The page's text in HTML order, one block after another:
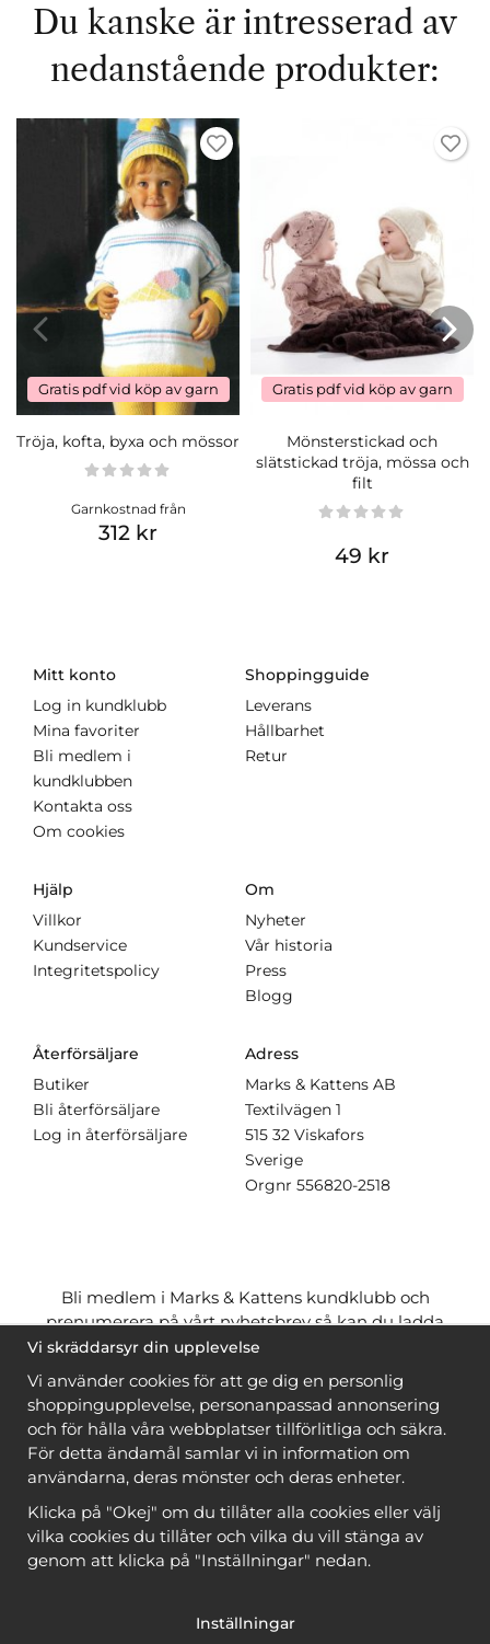
Du kanske är intresserad av
nedanstående produkter:
Gratis pdf vid köp av garn
Tröja, kofta, byxa och mössor
Garnkostnad från
312 kr
Gratis pdf vid köp av garn
Mönsterstickad och
slätstickad tröja, mössa och
filt
49 kr
Mitt konto
Log in kundklubb
Mina favoriter
Bli medlem i
kundklubben
Kontakta oss
Om cookies
Shoppingguide
Leverans
Hållbarhet
Retur
Hjälp
Villkor
Kundservice
Integritetspolicy
Om
Nyheter
Vår historia
Press
Blogg
Återförsäljare
Butiker
Bli återförsäljare
Log in återförsäljare
Adress
Marks & Kattens AB
Textilvägen 1
515 32 Viskafors
Sverige
Orgnr 556820-2518
Bli medlem i Marks & Kattens kundklubb och
prenumerera på vårt nyhetsbrev så kan du ladda
ner många mönstergratisoch få många
när du handlar garn till mönstret. Du ser vilka som
ärgratis när du ärinloggad.
Bli medlem
Copyright © 2026, Marks & Kattens AB
Vi skräddarsyr din upplevelse
Vi använder cookies för att ge dig en personlig
shoppingupplevelse, personanpassad annonsering
och för hålla våra webbplatser tillförlitliga och säkra.
För detta ändamål samlar vi in information om
användarna, deras mönster och deras enheter.
Klicka på "Okej" om du tillåter alla cookies eller välj
vilka cookies du tillåter och vilka du vill stänga av
genom att klicka på "Inställningar" nedan.
Inställningar